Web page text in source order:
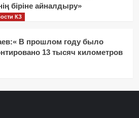
біріне айналдыру»
КЗ
В прошлом году было
13 тысяч километров